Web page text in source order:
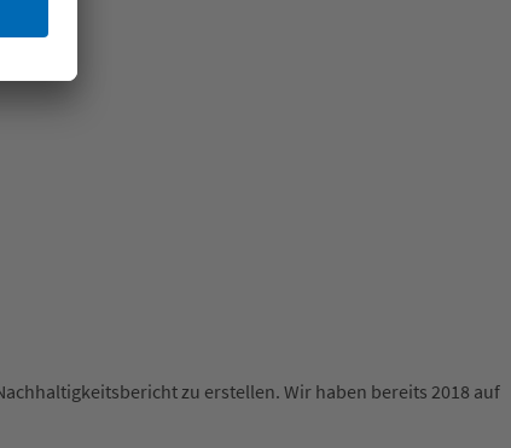
zu erstellen. Wir haben bereits 2018 auf